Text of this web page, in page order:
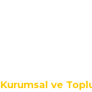
Kurumsal ve